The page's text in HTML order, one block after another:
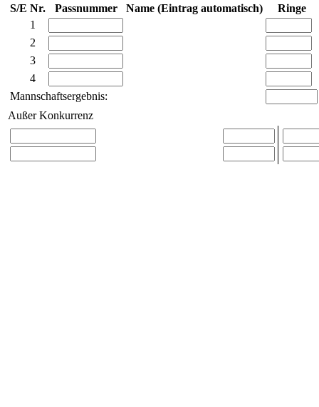
S/E Nr. Passnummer Name (Eintrag automatisch)
Ringe
1
2
3
4
Mannschaftsergebnis:
Außer Konkurrenz